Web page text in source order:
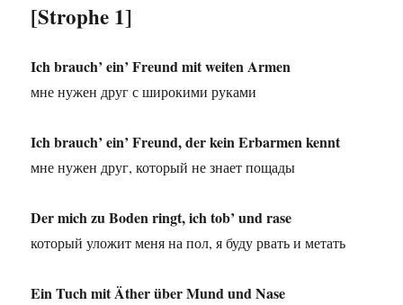
[Strophe 1]
Ich brauch’ ein’ Freund mit weiten Armen
мне нужен друг с широкими руками
Ich brauch’ ein’ Freund, der kein Erbarmen kennt
мне нужен друг, который не знает пощады
Der mich zu Boden ringt, ich tob’ und rase
который уложит меня на пол, я буду рвать и метать
Ein Tuch mit Äther über Mund und Nase